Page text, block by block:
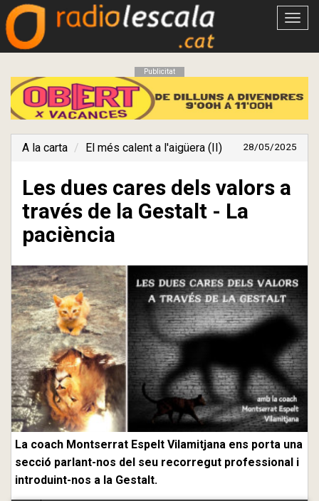
Obrir
Publicitat
A la carta El més calent a l'aigüera (II) 28/05/2025
Les dues cares dels valors a
través de la Gestalt - La
paciència
La coach Montserrat Espelt Vilamitjana ens porta una
secció parlant-nos del seu recorregut professional i
introduint-nos a la Gestalt.